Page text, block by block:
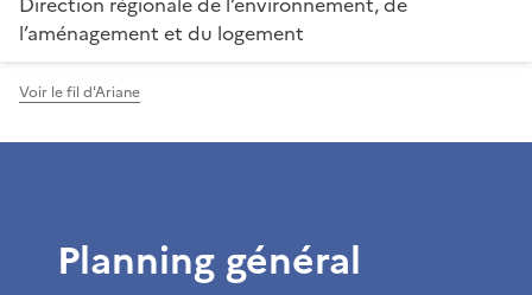
l’aménagement et du logement
Voir le fil d'Ariane
Planning général